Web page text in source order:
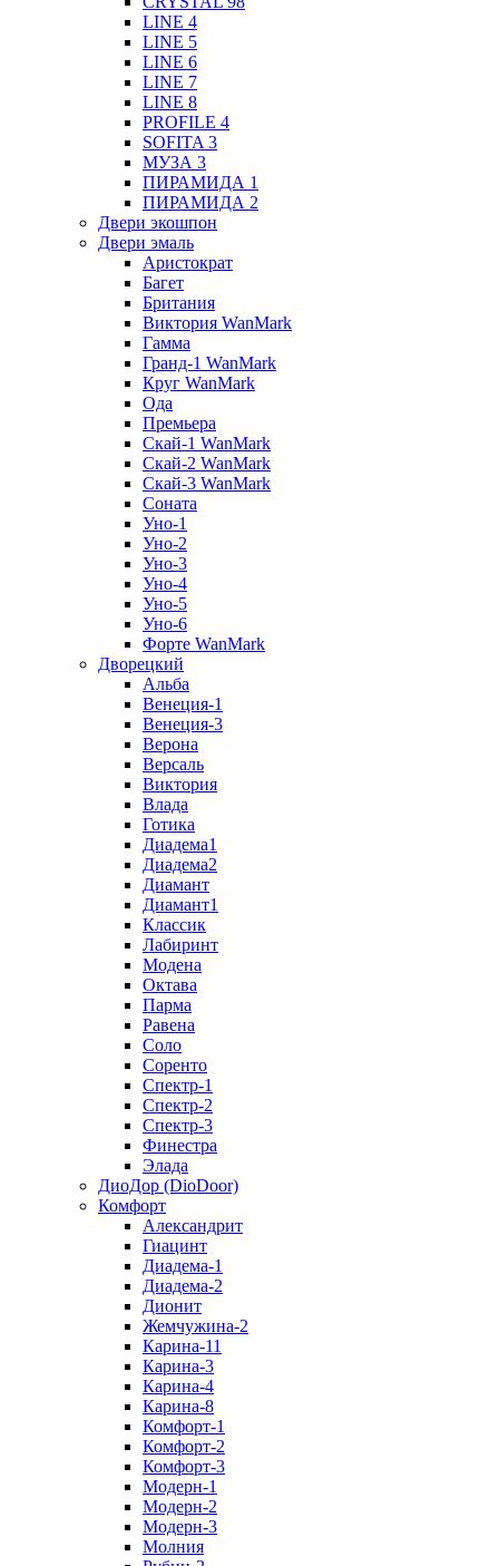
LINE 4
LINE 5
LINE 6
LINE 7
LINE 8
PROFILE 4
SOFITA 3
МУЗА 3
ПИРАМИДА 1
ПИРАМИДА 2
Двери экошпон
Двери эмаль
Аристократ
Багет
Британия
Виктория WanMark
Гамма
Гранд-1 WanMark
Круг WanMark
Ода
Премьера
Скай-1 WanMark
Скай-2 WanMark
Скай-3 WanMark
Соната
Уно-1
Уно-2
Уно-3
Уно-4
Уно-5
Уно-6
Форте WanMark
Дворецкий
Альба
Венеция-1
Венеция-3
Верона
Версаль
Виктория
Влада
Готика
Диадема1
Диадема2
Диамант
Диамант1
Классик
Лабиринт
Модена
Октава
Парма
Равена
Соло
Соренто
Спектр-1
Спектр-2
Спектр-3
Финестра
Элада
ДиоДор (DioDoor)
Комфорт
Алекcандрит
Гиацинт
Диадема-1
Диадема-2
Дионит
Жемчужина-2
Карина-11
Карина-3
Карина-4
Карина-8
Комфорт-1
Комфорт-2
Комфорт-3
Модерн-1
Модерн-2
Модерн-3
Молния